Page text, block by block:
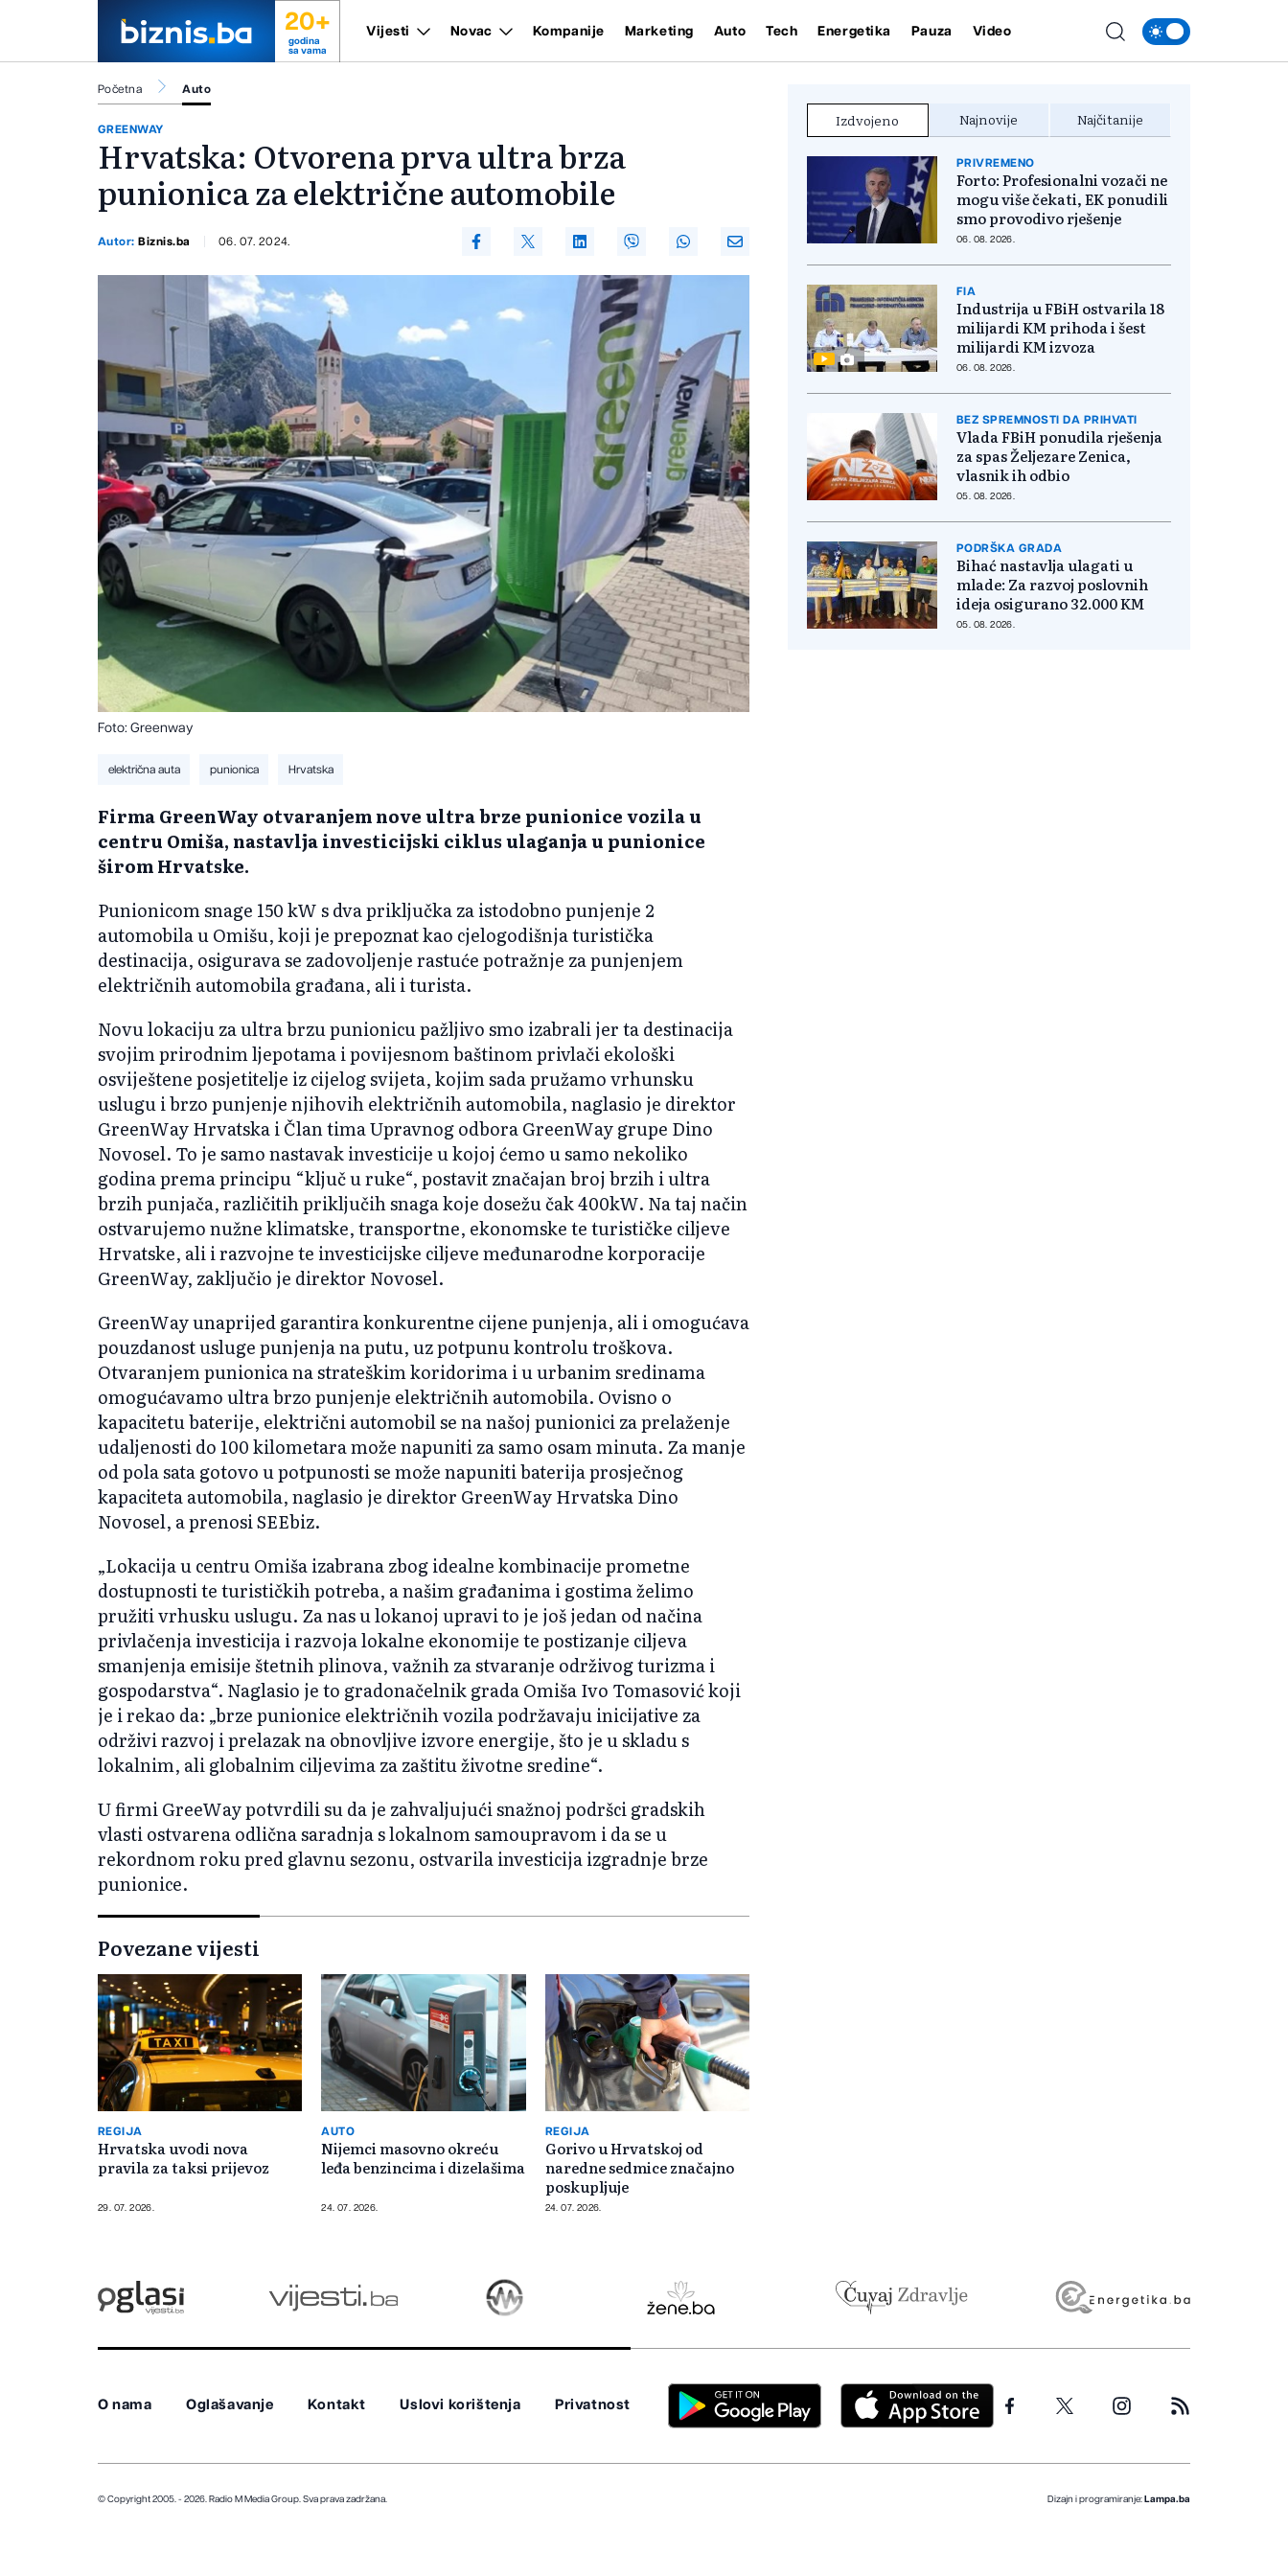
20+
godina
sa vama
Vijesti Novac Kompanije Marketing Auto Tech Energetika Pauza Video
Početna Auto
GREENWAY
Hrvatska: Otvorena prva ultra brza
punionica za električne automobile
Autor:Biznis.ba 06. 07. 2024.
Foto: Greenway
električna auta punionica Hrvatska
Firma GreenWay otvaranjem nove ultra brze punionice vozila u
centru Omiša, nastavlja investicijski ciklus ulaganja u punionice
širom Hrvatske.
Punionicom snage 150 kW s dva priključka za istodobno punjenje 2
automobila u Omišu, koji je prepoznat kao cjelogodišnja turistička
destinacija, osigurava se zadovoljenje rastuće potražnje za punjenjem
električnih automobila građana, ali i turista.
Novu lokaciju za ultra brzu punionicu pažljivo smo izabrali jer ta destinacija
svojim prirodnim ljepotama i povijesnom baštinom privlači ekološki
osviještene posjetitelje iz cijelog svijeta, kojim sada pružamo vrhunsku
uslugu i brzo punjenje njihovih električnih automobila, naglasio je direktor
GreenWay Hrvatska i Član tima Upravnog odbora GreenWay grupe Dino
Novosel. To je samo nastavak investicije u kojoj ćemo u samo nekoliko
godina prema principu “ključ u ruke“, postavit značajan broj brzih i ultra
brzih punjača, različitih priključih snaga koje dosežu čak 400kW. Na taj način
ostvarujemo nužne klimatske, transportne, ekonomske te turističke ciljeve
Hrvatske, ali i razvojne te investicijske ciljeve međunarodne korporacije
GreenWay, zaključio je direktor Novosel.
GreenWay unaprijed garantira konkurentne cijene punjenja, ali i omogućava
pouzdanost usluge punjenja na putu, uz potpunu kontrolu troškova.
Otvaranjem punionica na strateškim koridorima i u urbanim sredinama
omogućavamo ultra brzo punjenje električnih automobila. Ovisno o
kapacitetu baterije, električni automobil se na našoj punionici za prelaženje
udaljenosti do 100 kilometara može napuniti za samo osam minuta. Za manje
od pola sata gotovo u potpunosti se može napuniti baterija prosječnog
kapaciteta automobila, naglasio je direktor GreenWay Hrvatska Dino
Novosel, a prenosi SEEbiz.
„Lokacija u centru Omiša izabrana zbog idealne kombinacije prometne
dostupnosti te turističkih potreba, a našim građanima i gostima želimo
pružiti vrhusku uslugu. Za nas u lokanoj upravi to je još jedan od načina
privlačenja investicija i razvoja lokalne ekonomije te postizanje ciljeva
smanjenja emisije štetnih plinova, važnih za stvaranje održivog turizma i
gospodarstva“. Naglasio je to gradonačelnik grada Omiša Ivo Tomasović koji
je i rekao da: „brze punionice električnih vozila podržavaju inicijative za
održivi razvoj i prelazak na obnovljive izvore energije, što je u skladu s
lokalnim, ali globalnim ciljevima za zaštitu životne sredine“.
U firmi GreeWay potvrdili su da je zahvaljujući snažnoj podršci gradskih
vlasti ostvarena odlična saradnja s lokalnom samoupravom i da se u
rekordnom roku pred glavnu sezonu, ostvarila investicija izgradnje brze
punionice.
Povezane vijesti
REGIJA
Hrvatska uvodi nova
pravila za taksi prijevoz
29. 07. 2026.
AUTO
Nijemci masovno okreću
leđa benzincima i dizelašima
24. 07. 2026.
REGIJA
Gorivo u Hrvatskoj od
naredne sedmice značajno
poskupljuje
24. 07. 2026.
Izdvojeno Najnovije Najčitanije
PRIVREMENO
Forto: Profesionalni vozači ne
mogu više čekati, EK ponudili
smo provodivo rješenje
06. 08. 2026.
FIA
Industrija u FBiH ostvarila 18
milijardi KM prihoda i šest
milijardi KM izvoza
06. 08. 2026.
BEZ SPREMNOSTI DA PRIHVATI
Vlada FBiH ponudila rješenja
za spas Željezare Zenica,
vlasnik ih odbio
05. 08. 2026.
PODRŠKA GRADA
Bihać nastavlja ulagati u
mlade: Za razvoj poslovnih
ideja osigurano 32.000 KM
05. 08. 2026.
O nama Oglašavanje Kontakt Uslovi korištenja Privatnost
© Copyright 2005. - 2026. Radio M Media Group. Sva prava zadržana. Dizajn i programiranje: Lampa.ba